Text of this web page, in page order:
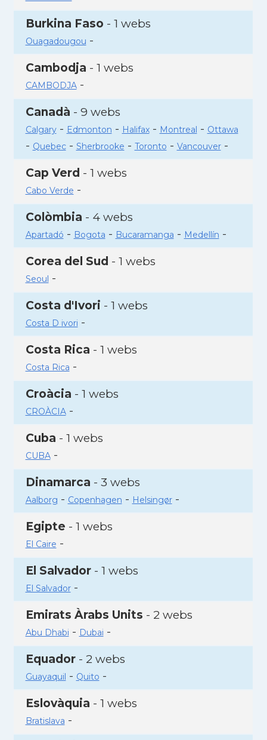
Burkina Faso - 1 webs
Ouagadougou -
Cambodja - 1 webs
CAMBODJA-
Canadà - 9 webs
Calgary- Edmonton - Halifax- Montreal - Ottawa
- Quebec- Sherbrooke - Toronto - Vancouver-
Cap Verd - 1 webs
Cabo Verde -
Colòmbia - 4 webs
Apartadó - Bogota - Bucaramanga - Medellín -
Corea del Sud - 1 webs
Seoul -
Costa d'Ivori - 1 webs
Costa D ivori -
Costa Rica - 1 webs
Costa Rica -
Croàcia - 1 webs
CROÀCIA-
Cuba - 1 webs
CUBA-
Dinamarca - 3 webs
Aalborg - Copenhagen - Helsingør-
Egipte - 1 webs
El Caire -
El Salvador- 1 webs
El Salvador-
Emirats Àrabs Units - 2 webs
Abu Dhabi - Dubai -
Equador- 2 webs
Guayaquil - Quito -
Eslovàquia - 1 webs
Bratislava -